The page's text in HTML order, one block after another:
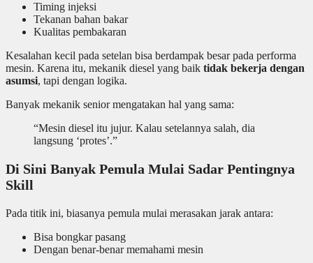
Timing injeksi
Tekanan bahan bakar
Kualitas pembakaran
Kesalahan kecil pada setelan bisa berdampak besar pada performa
mesin. Karena itu, mekanik diesel yang baik tidak bekerja dengan
asumsi, tapi dengan logika.
Banyak mekanik senior mengatakan hal yang sama:
“Mesin diesel itu jujur. Kalau setelannya salah, dia
langsung ‘protes’.”
Di Sini Banyak Pemula Mulai Sadar Pentingnya
Skill
Pada titik ini, biasanya pemula mulai merasakan jarak antara:
Bisa bongkar pasang
Dengan benar-benar memahami mesin